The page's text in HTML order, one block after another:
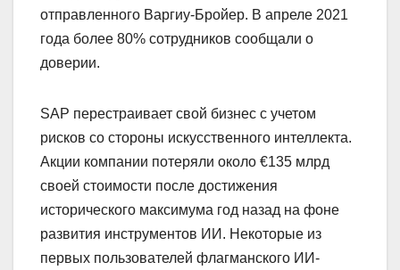
отправленного Варгиу-Бройер. В апреле 2021
года более 80% сотрудников сообщали о
доверии.
SAP перестраивает свой бизнес с учетом
рисков со стороны искусственного интеллекта.
Акции компании потеряли около €135 млрд
своей стоимости после достижения
исторического максимума год назад на фоне
развития инструментов ИИ. Некоторые из
первых пользователей флагманского ИИ-